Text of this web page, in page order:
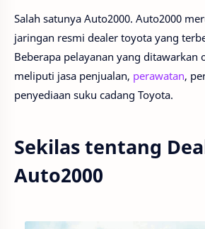
Salah satunya Auto2000. Auto2000
jaringan resmi dealer toyota yang
Beberapa pelayanan yang ditawarkan
meliputi jasa penjualan, perawatan,
penyediaan suku cadang Toyota.
Sekilas tentang
Auto2000